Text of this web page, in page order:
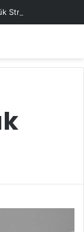
Stratejiler